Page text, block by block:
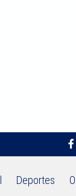
Deportes